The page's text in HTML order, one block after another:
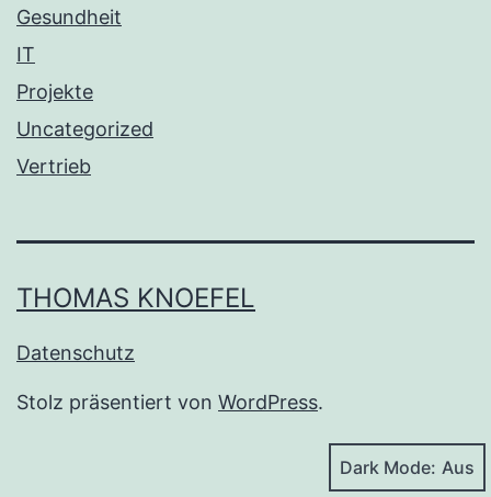
Gesundheit
IT
Projekte
Uncategorized
Vertrieb
THOMAS KNOEFEL
Datenschutz
Stolz präsentiert von WordPress.
Dark Mode: